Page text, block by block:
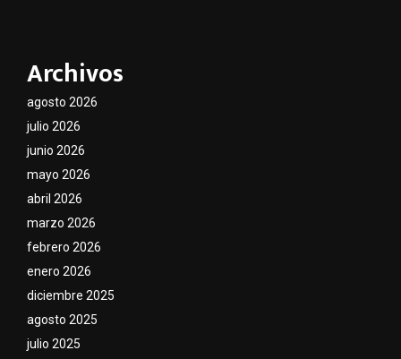
Archivos
agosto 2026
julio 2026
junio 2026
mayo 2026
abril 2026
marzo 2026
febrero 2026
enero 2026
diciembre 2025
agosto 2025
julio 2025